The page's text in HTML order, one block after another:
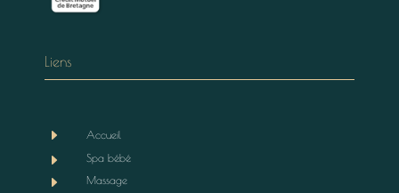
Liens
E Accueil
E Spa bébé
E Massage